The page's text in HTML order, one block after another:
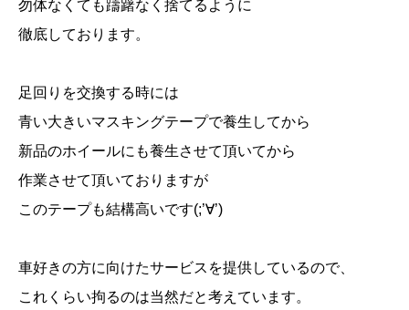
勿体なくても躊躇なく捨てるように
徹底しております。
足回りを交換する時には
青い大きいマスキングテープで養生してから
新品のホイールにも養生させて頂いてから
作業させて頂いておりますが
このテープも結構高いです(;’∀’)
車好きの方に向けたサービスを提供しているので、
これくらい拘るのは当然だと考えています。